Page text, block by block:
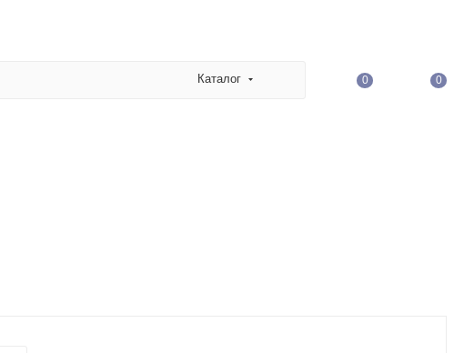
Каталог 0 0